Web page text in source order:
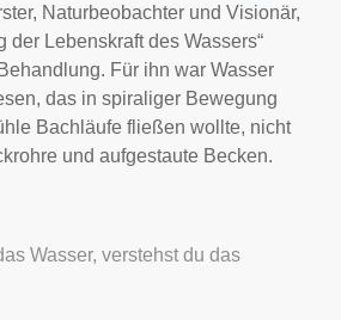
Naturbeobachter und Visionär,
der Lebenskraft des Wassers“
Für ihn war Wasser
das in spiraliger Bewegung
Bachläufe fließen wollte, nicht
und aufgestaute Becken.
Wasser, verstehst du das